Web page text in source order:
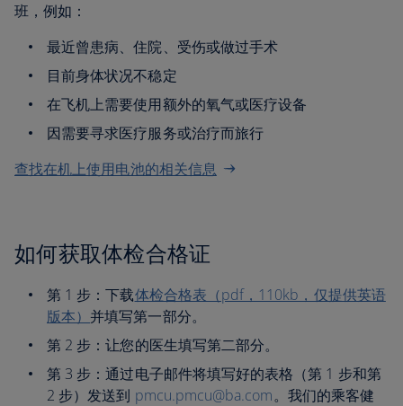
班，例如：
最近曾患病、住院、受伤或做过手术
目前身体状况不稳定
在飞机上需要使用额外的氧气或医疗设备
因需要寻求医疗服务或治疗而旅行
查找在机上使用电池的相关信息
如何获取体检合格证
第 1 步：下载体检合格表（pdf，110kb，仅提供英语
版本） 并填写第一部分。
第 2 步：让您的医生填写第二部分。
第 3 步：通过电子邮件将填写好的表格（第 1 步和第
2 步）发送到 pmcu.pmcu@ba.com。我们的乘客健